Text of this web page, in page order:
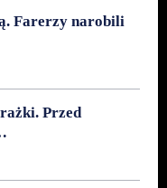
Farerzy narobili
Przed